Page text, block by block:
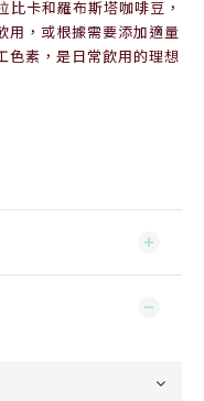
卡和羅布斯塔咖啡豆，
用，或根據需要添加適量
色素，是日常飲用的理想